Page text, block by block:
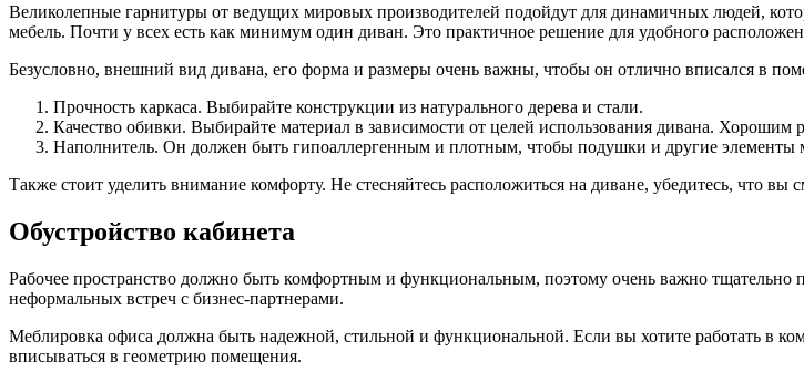
Великолепные гарнитуры от ведущих мировых производителей подойдут для динамичных людей,
мебель. Почти у всех есть как минимум один диван. Это практичное решение для удобного
Безусловно, внешний вид дивана, его форма и размеры очень важны, чтобы он отлично вписался в
Прочность каркаса. Выбирайте конструкции из натурального дерева и стали.
Качество обивки. Выбирайте материал в зависимости от целей использования дивана.
Наполнитель. Он должен быть гипоаллергенным и плотным, чтобы подушки и другие элементы
Также стоит уделить внимание комфорту. Не стесняйтесь расположиться на диване, убедитесь, что вы
Обустройство кабинета
Рабочее пространство должно быть комфортным и функциональным, поэтому очень важно
неформальных встреч с бизнес-партнерами.
Меблировка офиса должна быть надежной, стильной и функциональной. Если вы хотите работать в
вписываться в геометрию помещения.